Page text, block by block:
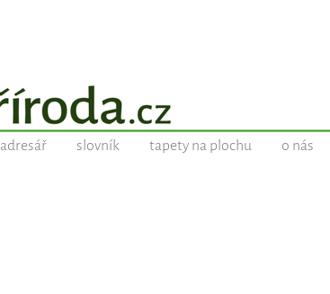
adresář slovník tapety na plochu o nás